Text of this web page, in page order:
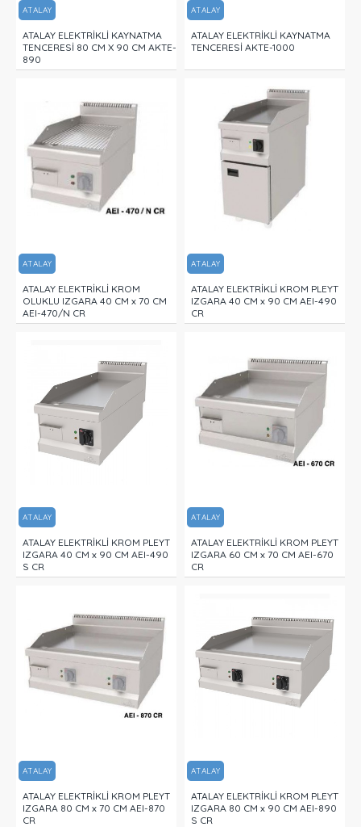
ATALAY
ATALAY ELEKTRİKLİ KAYNATMA
TENCERESİ 80 CM X 90 CM AKTE-
890
ATALAY
ATALAY ELEKTRİKLİ KAYNATMA
TENCERESİ AKTE-1000
ATALAY
ATALAY ELEKTRİKLİ KROM
OLUKLU IZGARA 40 CM x 70 CM
AEI-470/N CR
ATALAY
ATALAY ELEKTRİKLİ KROM PLEYT
IZGARA 40 CM x 90 CM AEI-490
CR
ATALAY
ATALAY ELEKTRİKLİ KROM PLEYT
IZGARA 40 CM x 90 CM AEI-490
S CR
ATALAY
ATALAY ELEKTRİKLİ KROM PLEYT
IZGARA 60 CM x 70 CM AEI-670
CR
ATALAY
ATALAY ELEKTRİKLİ KROM PLEYT
IZGARA 80 CM x 70 CM AEI-870
CR
ATALAY
ATALAY ELEKTRİKLİ KROM PLEYT
IZGARA 80 CM x 90 CM AEI-890
S CR